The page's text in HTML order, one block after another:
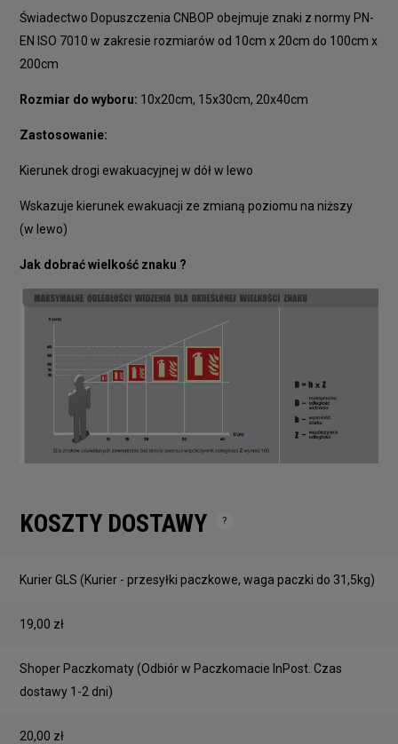
Świadectwo Dopuszczenia CNBOP obejmuje znaki z normy PN-
EN ISO 7010 w zakresie rozmiarów od 10cm x 20cm do 100cm x
200cm
Rozmiar do wyboru: 10x20cm, 15x30cm, 20x40cm
Zastosowanie:
Kierunek drogi ewakuacyjnej w dół w lewo
Wskazuje kierunek ewakuacji ze zmianą poziomu na niższy
(w lewo)
Jak dobrać wielkość znaku ?
KOSZTY DOSTAWY
Kurier GLS (Kurier - przesyłki paczkowe, waga paczki do 31,5kg)
19,00 zł
Shoper Paczkomaty(Odbiór w Paczkomacie InPost. Czas
dostawy 1-2 dni)
20,00 zł